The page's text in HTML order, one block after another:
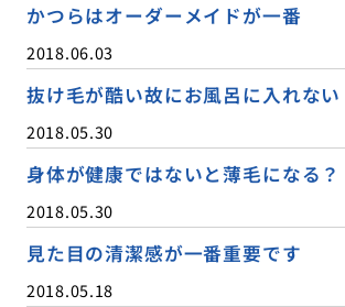
かつらはオーダーメイドが一番
2018.06.03
抜け毛が酷い故にお風呂に入れない
2018.05.30
身体が健康ではないと薄毛になる？
2018.05.30
見た目の清潔感が一番重要です
2018.05.18